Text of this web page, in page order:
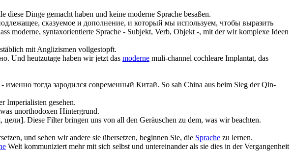
diese Dinge gemacht haben und keine moderne Sprache besaßen.
сказуемое и дополнение, и который мы используем, чтобы выразить
moderne, syntaxorientierte Sprache - Subjekt, Verb, Objekt -, mit der wir komplexe Ideen
mit Anglizismen vollgestopft.
Und heutzutage haben wir jetzt das moderne muli-channel cochleare Implantat, das
именно тогда зародился современный Китай. So sah China aus beim Sieg der Qin-
Imperialisten gesehen.
unorthodoxen Hintergrund.
цели]. Diese Filter bringen uns von all den Geräuschen zu dem, was wir beachten.
und sehen wir andere sie übersetzen, beginnen Sie, die Sprache zu lernen.
Welt kommuniziert mehr mit sich selbst und untereinander als sie dies in der Vergangenheit